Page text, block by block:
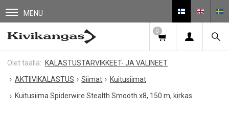
MENU
0
KALASTUSTARVIKKEET- JA VÄLINEET
AKTIIVIKALASTUS
Siimat
Kuitusiimat
Kuitusiima Spiderwire Stealth Smooth x8, 150 m, kirkas